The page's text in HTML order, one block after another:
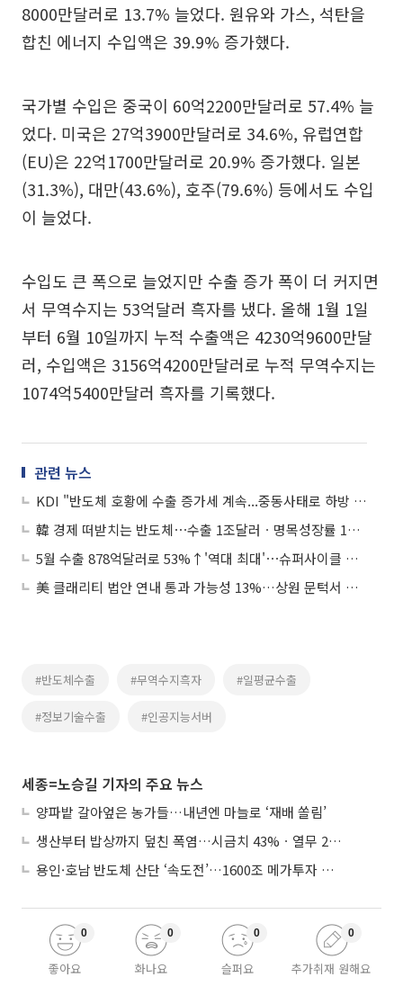
8000만달러로 13.7% 늘었다. 원유와 가스, 석탄을
합친 에너지 수입액은 39.9% 증가했다.
국가별 수입은 중국이 60억2200만달러로 57.4% 늘
었다. 미국은 27억3900만달러로 34.6%, 유럽연합
(EU)은 22억1700만달러로 20.9% 증가했다. 일본
(31.3%), 대만(43.6%), 호주(79.6%) 등에서도 수입
이 늘었다.
수입도 큰 폭으로 늘었지만 수출 증가 폭이 더 커지면
서 무역수지는 53억달러 흑자를 냈다. 올해 1월 1일
부터 6월 10일까지 누적 수출액은 4230억9600만달
러, 수입액은 3156억4200만달러로 누적 무역수지는
1074억5400만달러 흑자를 기록했다.
관련 뉴스
KDI "반도체 호황에 수출 증가세 계속...중동사태로 하방 위험 상존"
韓 경제 떠받치는 반도체⋯수출 1조달러ㆍ명목성장률 10% 이끈다
5월 수출 878억달러로 53%↑'역대 최대'⋯슈퍼사이클 반도체 '주도'
美 클래리티 법안 연내 통과 가능성 13%…상원 문턱서 제동
#반도체수출 #무역수지흑자 #일평균수출
#정보기술수출 #인공지능서버
세종=노승길 기자의 주요 뉴스
양파밭 갈아엎은 농가들…내년엔 마늘로 ‘재배 쏠림’
생산부터 밥상까지 덮친 폭염…시금치 43%ㆍ열무 28% 급등
용인·호남 반도체 산단 ‘속도전’…1600조 메가투자 이행 총력
좋아요
0
화나요
0
슬퍼요
0
추가취재 원해요
0